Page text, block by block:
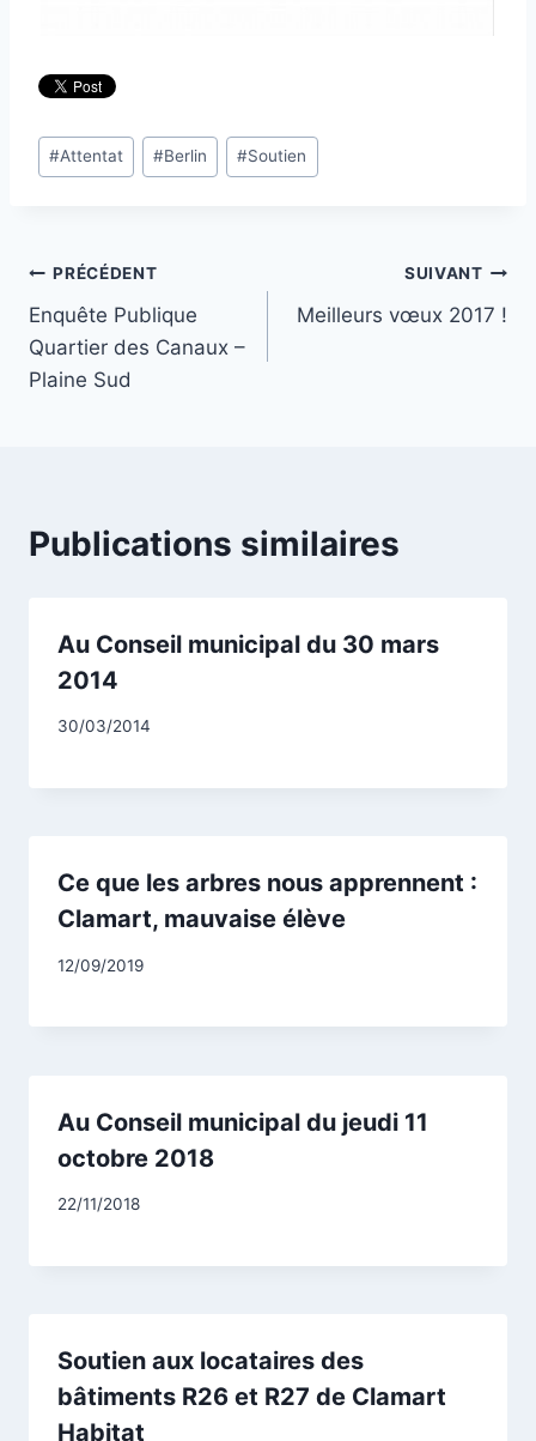
Étiquettes
de
#Attentat #Berlin #Soutien
Navigation
de
l’article
PRÉCÉDENT
Enquête Publique
Quartier des Canaux –
Plaine Sud
SUIVANT
Meilleurs vœux 2017 !
Publications similaires
Au Conseil municipal du 30 mars
2014
Par
30/03/2014
Ce que les arbres nous apprennent :
Clamart, mauvaise élève
Par
12/09/2019
Au Conseil municipal du jeudi 11
octobre 2018
Par
22/11/2018
Soutien aux locataires des
bâtiments R26 et R27 de Clamart
Habitat